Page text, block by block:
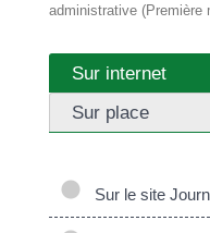
administrative (Première
Sur internet
Sur place
Sur le site